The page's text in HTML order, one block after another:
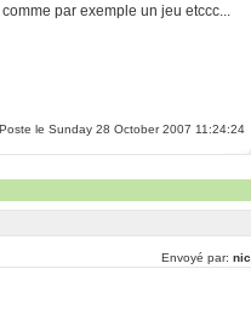
par exemple un jeu etccc...
Poste le Sunday 28 October 2007 11:24:24
Envoyé par: